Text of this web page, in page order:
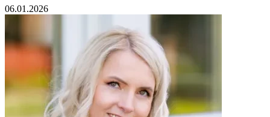
06.01.2026